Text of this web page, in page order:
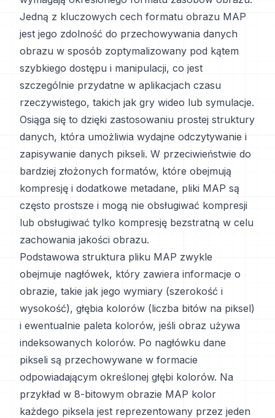
Jedną z kluczowych cech formatu obrazu MAP
jest jego zdolność do przechowywania danych
obrazu w sposób zoptymalizowany pod kątem
szybkiego dostępu i manipulacji, co jest
szczególnie przydatne w aplikacjach czasu
rzeczywistego, takich jak gry wideo lub symulacje.
Osiąga się to dzięki zastosowaniu prostej struktury
danych, która umożliwia wydajne odczytywanie i
zapisywanie danych pikseli. W przeciwieństwie do
bardziej złożonych formatów, które obejmują
kompresję i dodatkowe metadane, pliki MAP są
często prostsze i mogą nie obsługiwać kompresji
lub obsługiwać tylko kompresję bezstratną w celu
zachowania jakości obrazu.
Podstawowa struktura pliku MAP zwykle
obejmuje nagłówek, który zawiera informacje o
obrazie, takie jak jego wymiary (szerokość i
wysokość), głębia kolorów (liczba bitów na piksel)
i ewentualnie paleta kolorów, jeśli obraz używa
indeksowanych kolorów. Po nagłówku dane
pikseli są przechowywane w formacie
odpowiadającym określonej głębi kolorów. Na
przykład w 8-bitowym obrazie MAP kolor
każdego piksela jest reprezentowany przez jeden